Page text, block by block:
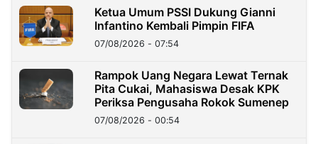
Ketua Umum PSSI Dukung Gianni
Infantino Kembali Pimpin FIFA
07/08/2026 - 07:54
Rampok Uang Negara Lewat Ternak
Pita Cukai, Mahasiswa Desak KPK
Periksa Pengusaha Rokok Sumenep
07/08/2026 - 00:54